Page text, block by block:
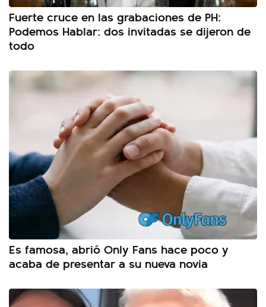
Fuerte cruce en las grabaciones de PH:
Podemos Hablar: dos invitadas se dijeron de
todo
Es famosa, abrió Only Fans hace poco y
acaba de presentar a su nueva novia